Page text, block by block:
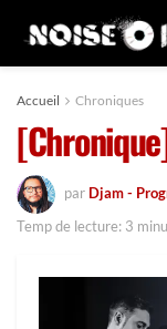
Accueil Chroniques
par Djam -
Temp de lecture: 3